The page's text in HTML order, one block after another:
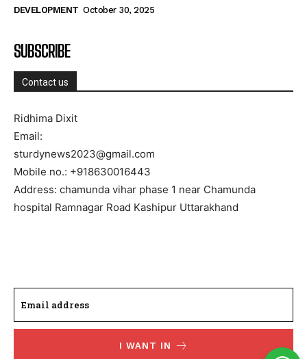
DEVELOPMENT October 30, 2025
SUBSCRIBE
Contact us
Ridhima Dixit
Email:
sturdynews2023@gmail.com
Mobile no.: +918630016443
Address: chamunda vihar phase 1 near Chamunda
hospital Ramnagar Road Kashipur Uttarakhand
I WANT IN